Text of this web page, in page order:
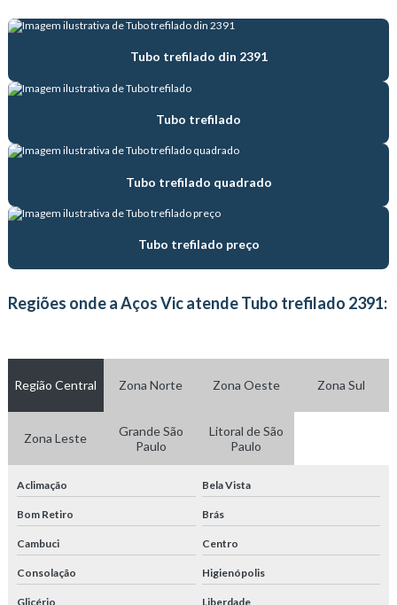
Estampagem de tubo trefilado
Fábrica de tubos de aço
Fábrica de tubos hidráulicos
Fabricante de tubo com costura
Fabricante de tubo trefilado
Fornecedor de tubos hidráulicos
Tratamento térmico com atmosfera
Trefilação de tubos de aço carbono
Tubo de aço carbono
Tubo de aço carbono sem costura
Tubo trefilado din 2391
Tubo trefilado
Tubo trefilado quadrado
Tubo trefilado preço
Regiões onde a Aços Vic atende Tubo trefilado 2391:
Região Central Zona Norte Zona Oeste Zona Sul
Zona Leste
Grande São
Paulo
Litoral de São
Paulo
Aclimação Bela Vista
Bom Retiro Brás
Cambuci Centro
Consolação Higienópolis
Glicério Liberdade